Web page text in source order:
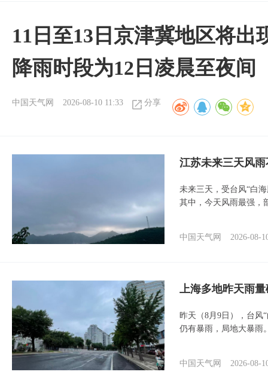
11日至13日京津冀地区将出
降雨时段为12日凌晨至夜间
中国天气网 2026-08-10 11:33 分享
江苏未来三天风
未来三天，受台风“白
其中，今天风雨最强，
中国天气网 2026-08-
上海多地昨天雨
昨天（8月9日），台风
仍有暴雨，局地大暴雨
中国天气网 2026-08-